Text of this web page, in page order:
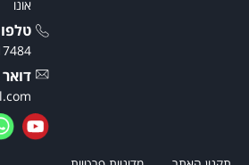
טלפון
דואר